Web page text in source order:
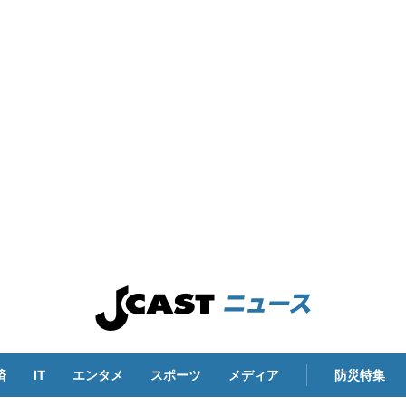
IT エンタメ スポーツ メディア 防災特集